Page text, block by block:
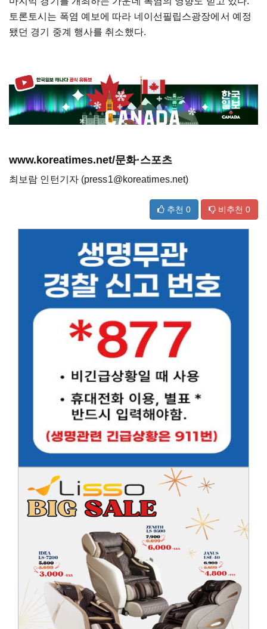
토론토시는 폭염 예보에 따라 네이선필립스광장에서 예정
됐던 경기 중계 행사를 취소했다.
www.koreatimes.net/문화·스포츠
최보람 인턴기자 (press1@koreatimes.net)
추천 0 비추천 0